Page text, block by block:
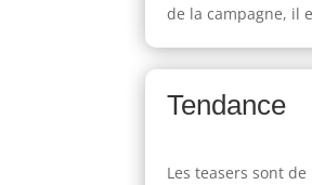
de la campagne, il
Tendance
Les teasers sont